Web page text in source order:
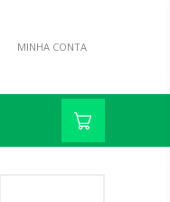
MINHA CONTA